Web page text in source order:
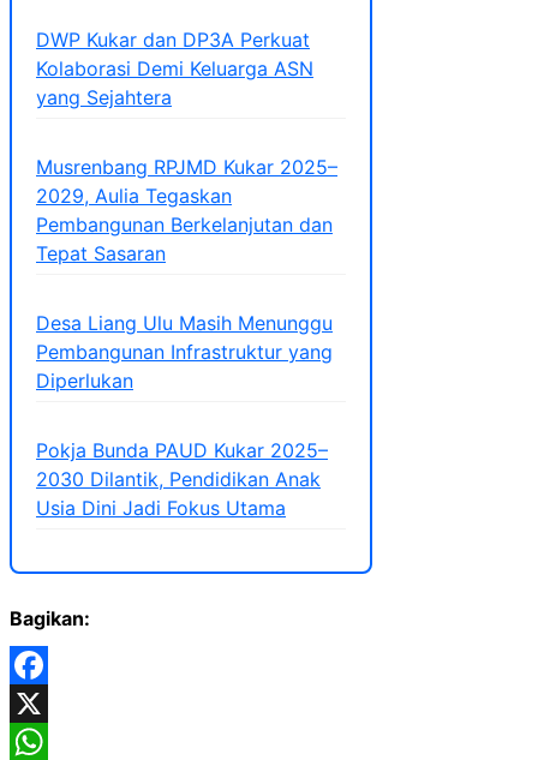
DWP Kukar dan DP3A Perkuat
Kolaborasi Demi Keluarga ASN
yang Sejahtera
Musrenbang RPJMD Kukar 2025–
2029, Aulia Tegaskan
Pembangunan Berkelanjutan dan
Tepat Sasaran
Desa Liang Ulu Masih Menunggu
Pembangunan Infrastruktur yang
Diperlukan
Pokja Bunda PAUD Kukar 2025–
2030 Dilantik, Pendidikan Anak
Usia Dini Jadi Fokus Utama
Bagikan:
Facebook
X